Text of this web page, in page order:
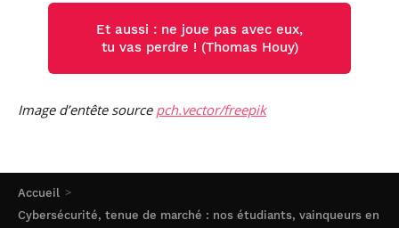
Accueil
Cybersécurité, tenue de marché : nos étudiants, vainqueurs en
Et aussi : ne joue pas avec eux,
tu vas perdre ! (Thomas Houy)
Image d’entête source pch.vector/freepik